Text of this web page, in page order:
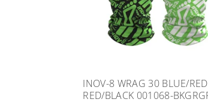
INOV-8 WRAG 30 BLUE/
RED/BLACK 001068-